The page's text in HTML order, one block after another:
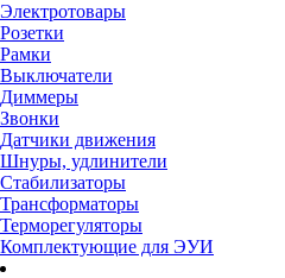
Электротовары
Розетки
Рамки
Выключатели
Диммеры
Звонки
Датчики движения
Шнуры, удлинители
Стабилизаторы
Трансформаторы
Терморегуляторы
Комплектующие для ЭУИ